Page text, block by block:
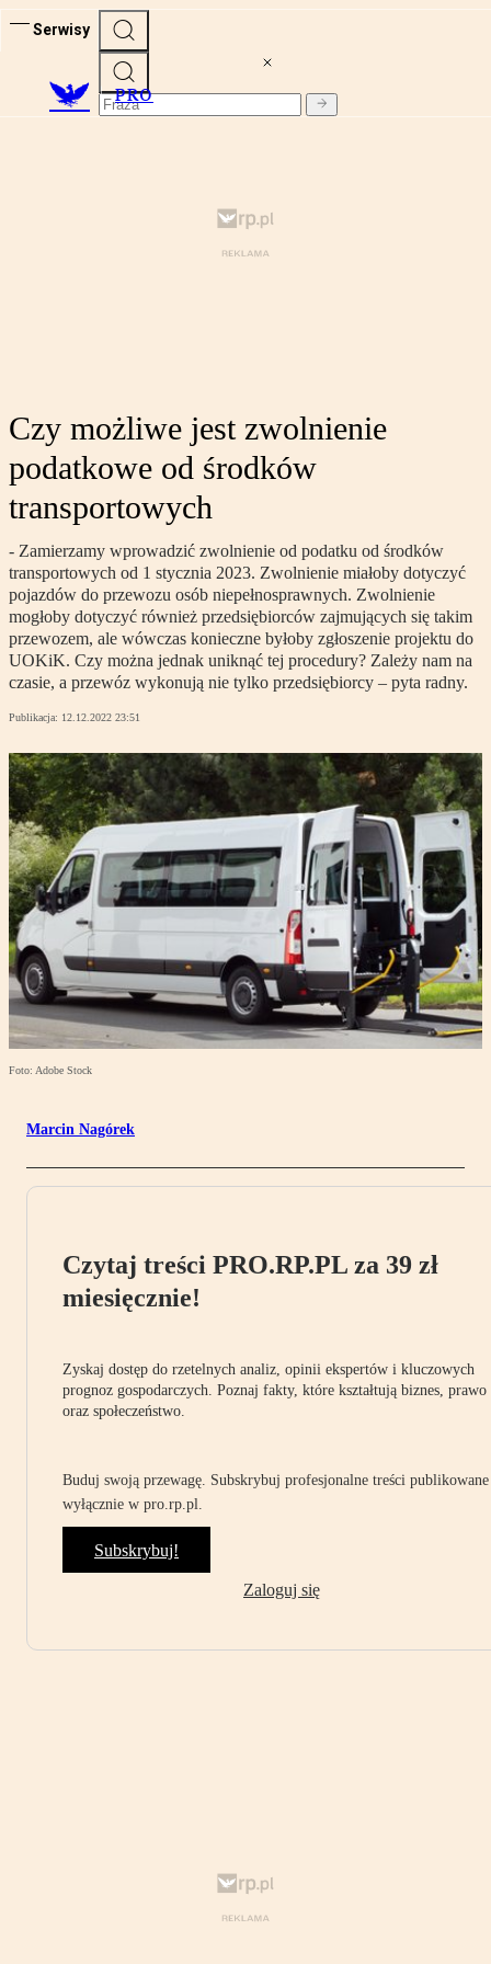
Serwisy
PRO
Czy możliwe jest zwolnienie
podatkowe od środków
transportowych
- Zamierzamy wprowadzić zwolnienie od podatku od środków
transportowych od 1 stycznia 2023. Zwolnienie miałoby dotyczyć
pojazdów do przewozu osób niepełnosprawnych. Zwolnienie
mogłoby dotyczyć również przedsiębiorców zajmujących się takim
przewozem, ale wówczas konieczne byłoby zgłoszenie projektu do
UOKiK. Czy można jednak uniknąć tej procedury? Zależy nam na
czasie, a przewóz wykonują nie tylko przedsiębiorcy – pyta radny.
Publikacja: 12.12.2022 23:51
Foto: Adobe Stock
Marcin Nagórek
Czytaj treści PRO.RP.PL za 39 zł
miesięcznie!
Zyskaj dostęp do rzetelnych analiz, opinii ekspertów i kluczowych
prognoz gospodarczych. Poznaj fakty, które kształtują biznes, prawo
oraz społeczeństwo.
Buduj swoją przewagę. Subskrybuj profesjonalne treści publikowane
wyłącznie w pro.rp.pl.
Subskrybuj!
Zaloguj się